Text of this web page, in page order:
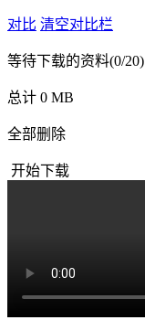
对比 清空对比栏
等待下载的资料(0/20)
总计 0 MB
全部删除
开始下载